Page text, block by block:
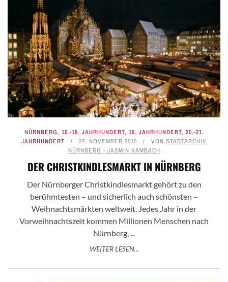
NÜRNBERG, 16.-18. JAHRHUNDERT, 19. JAHRHUNDERT, 20.-21.
JAHRHUNDERT
27. NOVEMBER 2015 VON STADTARCHIV
NÜRNBERG - JASMIN KAMBACH
DER CHRISTKINDLESMARKT IN NÜRNBERG
Der Nürnberger Christkindlesmarkt gehört zu den
berühmtesten – und sicherlich auch schönsten –
Weihnachtsmärkten weltweit. Jedes Jahr in der
Vorweihnachtszeit kommen Millionen Menschen nach
Nürnberg, ...
WEITER LESEN...